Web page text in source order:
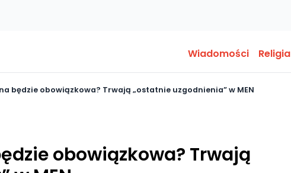
Wiadomości Religia
będzie obowiązkowa? Trwają „ostatnie uzgodnienia” w MEN
obowiązkowa? Trwają